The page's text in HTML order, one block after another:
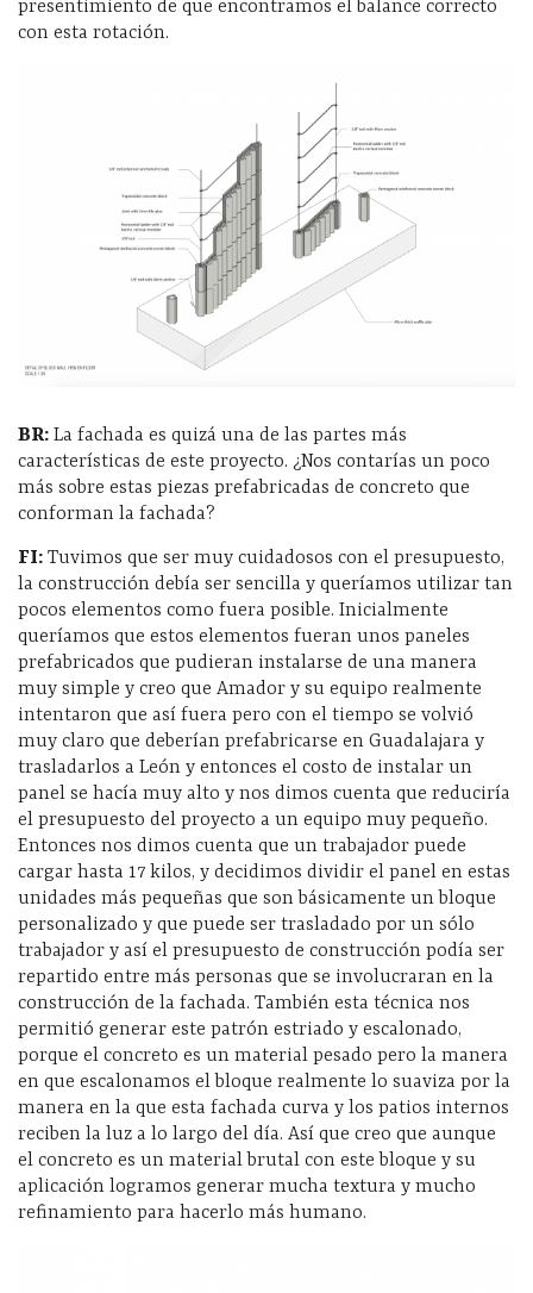
presentimiento de que encontramos el balance correcto
con esta rotación.
BR: La fachada es quizá una de las partes más
características de este proyecto. ¿Nos contarías un poco
más sobre estas piezas prefabricadas de concreto que
conforman la fachada?
FI: Tuvimos que ser muy cuidadosos con el presupuesto,
la construcción debía ser sencilla y queríamos utilizar tan
pocos elementos como fuera posible. Inicialmente
queríamos que estos elementos fueran unos paneles
prefabricados que pudieran instalarse de una manera
muy simple y creo que Amador y su equipo realmente
intentaron que así fuera pero con el tiempo se volvió
muy claro que deberían prefabricarse en Guadalajara y
trasladarlos a León y entonces el costo de instalar un
panel se hacía muy alto y nos dimos cuenta que reduciría
el presupuesto del proyecto a un equipo muy pequeño.
Entonces nos dimos cuenta que un trabajador puede
cargar hasta 17 kilos, y decidimos dividir el panel en estas
unidades más pequeñas que son básicamente un bloque
personalizado y que puede ser trasladado por un sólo
trabajador y así el presupuesto de construcción podía ser
repartido entre más personas que se involucraran en la
construcción de la fachada. También esta técnica nos
permitió generar este patrón estriado y escalonado,
porque el concreto es un material pesado pero la manera
en que escalonamos el bloque realmente lo suaviza por la
manera en la que esta fachada curva y los patios internos
reciben la luz a lo largo del día. Así que creo que aunque
el concreto es un material brutal con este bloque y su
aplicación logramos generar mucha textura y mucho
refinamiento para hacerlo más humano.